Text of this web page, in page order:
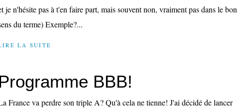
je n'hésite pas à t'en faire part, mais souvent non, vraiment pas dans le bon
du terme) Exemple?...
LA SUITE
BBB!
France va perdre son triple A? Qu'à cela ne tienne! J'ai décidé de lancer